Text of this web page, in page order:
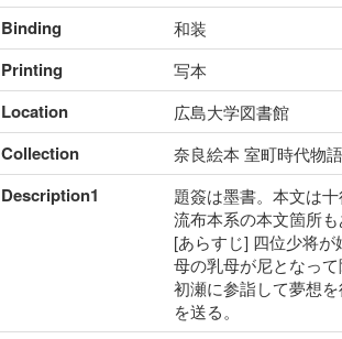
Binding 和装
Printing 写本
Location 広島大学図書館
Collection 奈良絵本 室町時代物語
Description1
題簽は墨書。本文は
流布本系の本文箇所
[あらすじ] 四位少将
母の乳母が尼となっ
初瀬に参詣して夢想
を送る。